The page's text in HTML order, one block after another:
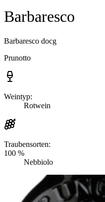
Barbaresco
Barbaresco docg
Prunotto
Weintyp:
Rotwein
Traubensorten:
100 %
Nebbiolo